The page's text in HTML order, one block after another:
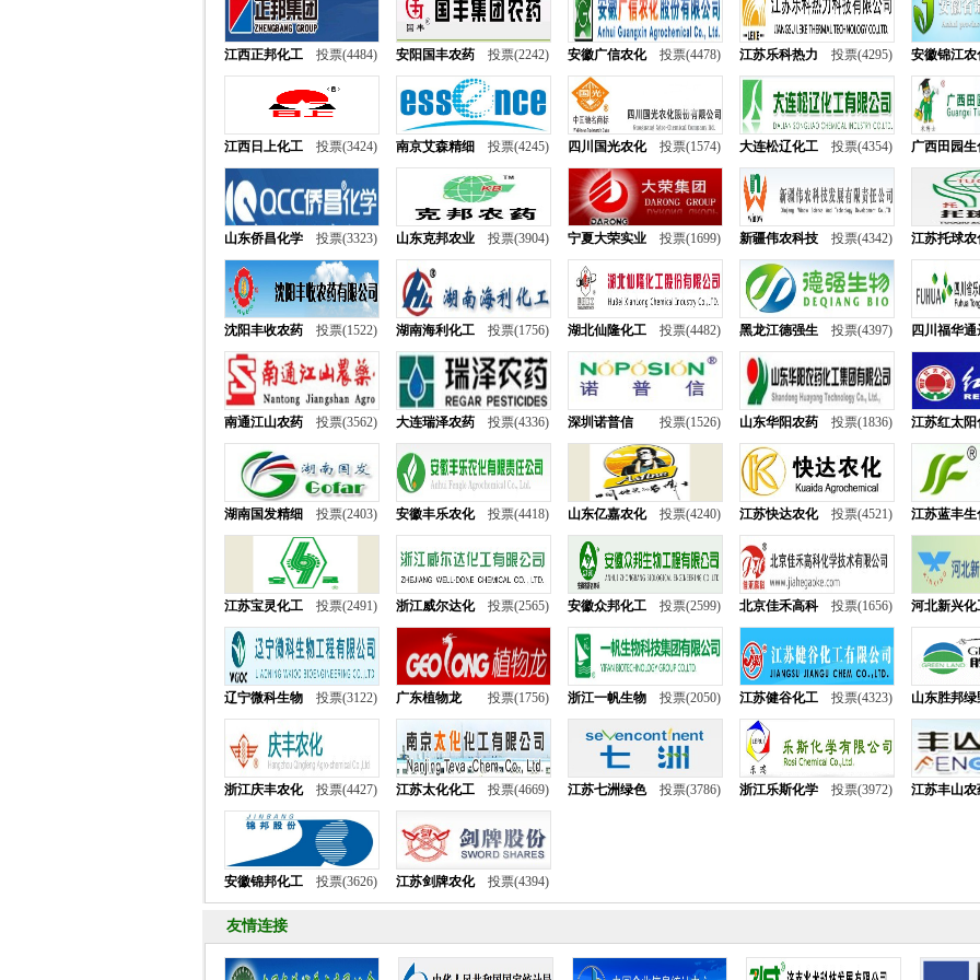
江西正邦化工 投票(4484) 安阳国丰农药 投票(2242) 安徽广信农化 投票(4478) 江苏乐科热力 投票(4295) 安徽锦江农
江西日上化工 投票(3424) 南京艾森精细 投票(4245) 四川国光农化 投票(1574) 大连松辽化工 投票(4354) 广西田园生
山东侨昌化学 投票(3323) 山东克邦农业 投票(3904) 宁夏大荣实业 投票(1699) 新疆伟农科技 投票(4342) 江苏托球农
沈阳丰收农药 投票(1522) 湖南海利化工 投票(1756) 湖北仙隆化工 投票(4482) 黑龙江德强生 投票(4397) 四川福华通
南通江山农药 投票(3562) 大连瑞泽农药 投票(4336) 深圳诺普信 投票(1526) 山东华阳农药 投票(1836) 江苏红太阳
湖南国发精细 投票(2403) 安徽丰乐农化 投票(4418) 山东亿嘉农化 投票(4240) 江苏快达农化 投票(4521) 江苏蓝丰生
江苏宝灵化工 投票(2491) 浙江威尔达化 投票(2565) 安徽众邦化工 投票(2599) 北京佳禾高科 投票(1656) 河北新兴化
辽宁微科生物 投票(3122) 广东植物龙 投票(1756) 浙江一帆生物 投票(2050) 江苏健谷化工 投票(4323) 山东胜邦绿
浙江庆丰农化 投票(4427) 江苏太化化工 投票(4669) 江苏七洲绿色 投票(3786) 浙江乐斯化学 投票(3972) 江苏丰山农
安徽锦邦化工 投票(3626) 江苏剑牌农化 投票(4394)
友情连接